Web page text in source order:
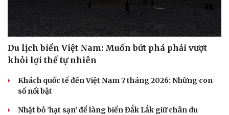
Du lịch biển Việt Nam: Muốn bứt phá phải vượt
khỏi lợi thế tự nhiên
Khách quốc tế đến Việt Nam 7 tháng 2026: Những con
số nổi bật
Nhặt bỏ 'hạt sạn' để làng biển Đắk Lắk giữ chân du